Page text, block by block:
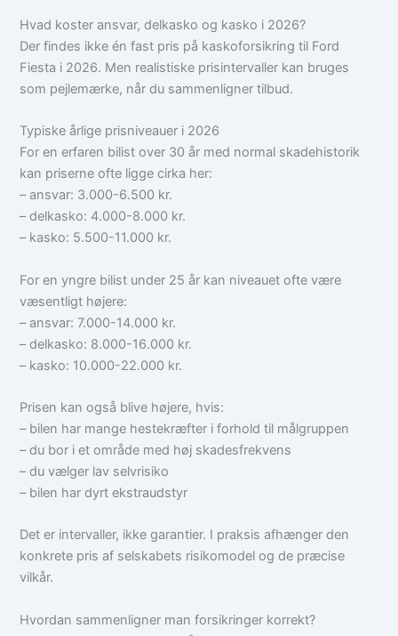
Hvad koster ansvar, delkasko og kasko i 2026?
Der findes ikke én fast pris på kaskoforsikring til Ford
Fiesta i 2026. Men realistiske prisintervaller kan bruges
som pejlemærke, når du sammenligner tilbud.
Typiske årlige prisniveauer i 2026
For en erfaren bilist over 30 år med normal skadehistorik
kan priserne ofte ligge cirka her:
– ansvar: 3.000-6.500 kr.
– delkasko: 4.000-8.000 kr.
– kasko: 5.500-11.000 kr.
For en yngre bilist under 25 år kan niveauet ofte være
væsentligt højere:
– ansvar: 7.000-14.000 kr.
– delkasko: 8.000-16.000 kr.
– kasko: 10.000-22.000 kr.
Prisen kan også blive højere, hvis:
– bilen har mange hestekræfter i forhold til målgruppen
– du bor i et område med høj skadesfrekvens
– du vælger lav selvrisiko
– bilen har dyrt ekstraudstyr
Det er intervaller, ikke garantier. I praksis afhænger den
konkrete pris af selskabets risikomodel og de præcise
vilkår.
Hvordan sammenligner man forsikringer korrekt?